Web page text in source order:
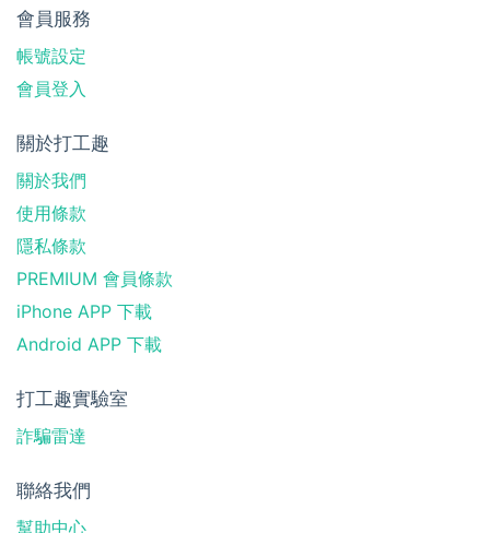
會員服務
帳號設定
會員登入
關於打工趣
關於我們
使用條款
隱私條款
PREMIUM 會員條款
iPhone APP 下載
Android APP 下載
打工趣實驗室
詐騙雷達
聯絡我們
幫助中心